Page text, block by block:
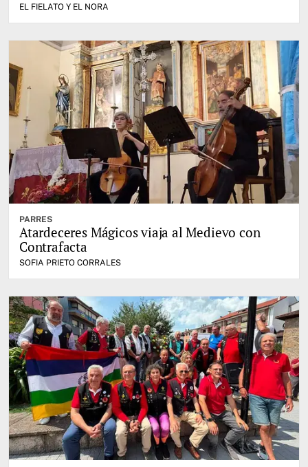
EL FIELATO Y EL NORA
PARRES
Atardeceres Mágicos viaja al Medievo con
Contrafacta
SOFIA PRIETO CORRALES